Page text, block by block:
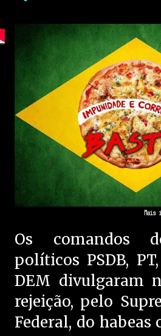
Os comandos
políticos PSDB, PT,
DEM divulgaram
rejeição, pelo
Federal, do habeas